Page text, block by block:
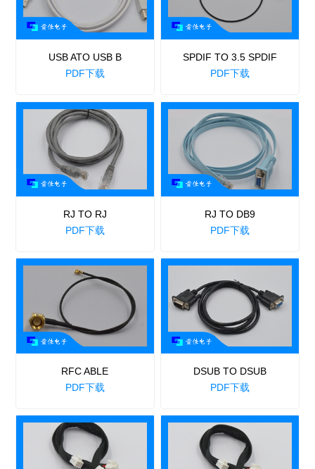
USB ATO USB B
PDF下载
SPDIF TO 3.5 SPDIF
PDF下载
RJ TO RJ
PDF下载
RJ TO DB9
PDF下载
RFC ABLE
PDF下载
DSUB TO DSUB
PDF下载